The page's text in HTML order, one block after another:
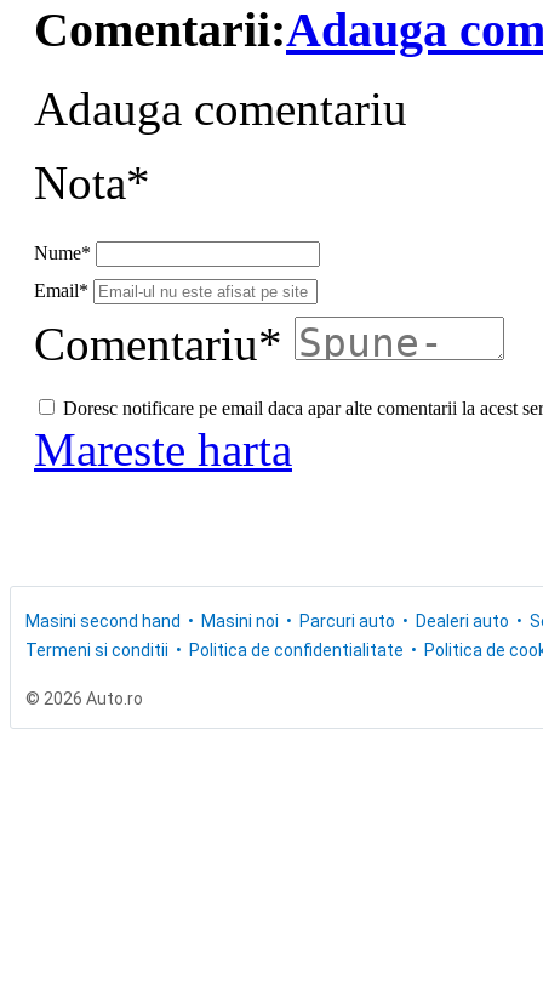
Comentarii:Adauga
Adauga comentariu
Nota*
Nume*
Email*
Comentariu*
Doresc notificare pe email daca apar alte comentarii la acest
Mareste harta
Masini second hand Masini noi Parcuri auto Dealeri auto
Termeni si conditii
Politica de confidentialitate Politica de
© 2026 Auto.ro